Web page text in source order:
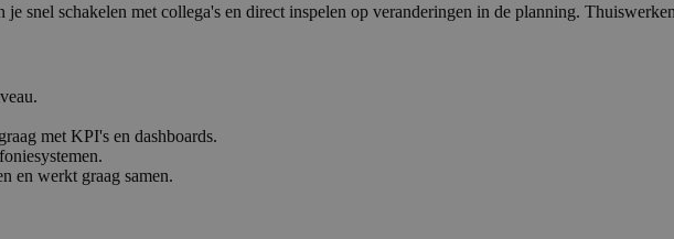
snel schakelen met collega's en direct inspelen op veranderingen in de planning.
met KPI's en dashboards.
en werkt graag samen.